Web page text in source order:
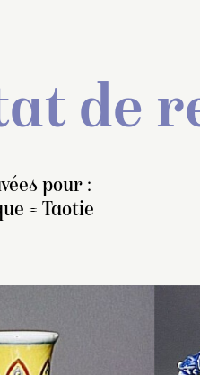
de
pour :
= Taotie